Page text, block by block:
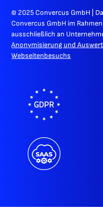
© 2025 Convercus GmbH |
Convercus GmbH im
ausschließlich an
Anonymisierung und
Webseitenbesuchs